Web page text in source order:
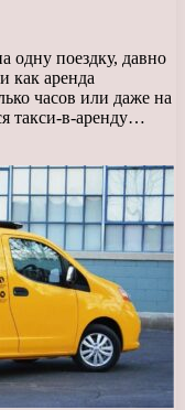
одну поездку, давно
как аренда
часов или даже на
такси-в-аренду…